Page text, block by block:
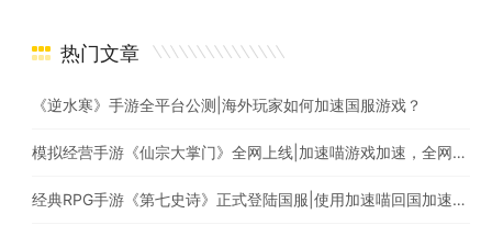
热门文章
《逆水寒》手游全平台公测|海外玩家如何加速国服游戏？
模拟经营手游《仙宗大掌门》全网上线|加速喵游戏加速，全网最快
经典RPG手游《第七史诗》正式登陆国服|使用加速喵回国加速爆款游戏随意畅玩